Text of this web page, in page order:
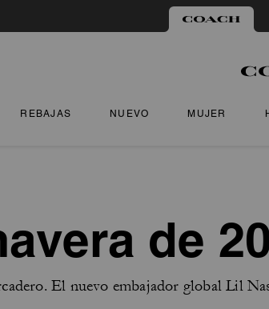
REBAJAS NUEVO MUJER
de
El nuevo embajador global Lil